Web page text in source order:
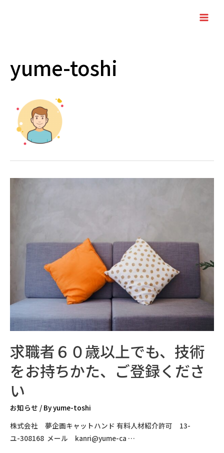
Main
yume-toshi
求職者６０歳以上でも、技術
をお持ちかた、ご登録くださ
い
お知らせ / Byyume-toshi
株式会社 夢企画キャットハンド 有料人材紹介許可 13-
ユ-308168 メール kanri@yume-ca …